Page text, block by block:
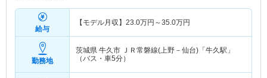
給与
【モデル月収】 23.0万円～35.0万円
勤務地
茨城県 牛久市 ＪＲ常磐線(上野－仙台)「牛久駅」
（バス・車5分）